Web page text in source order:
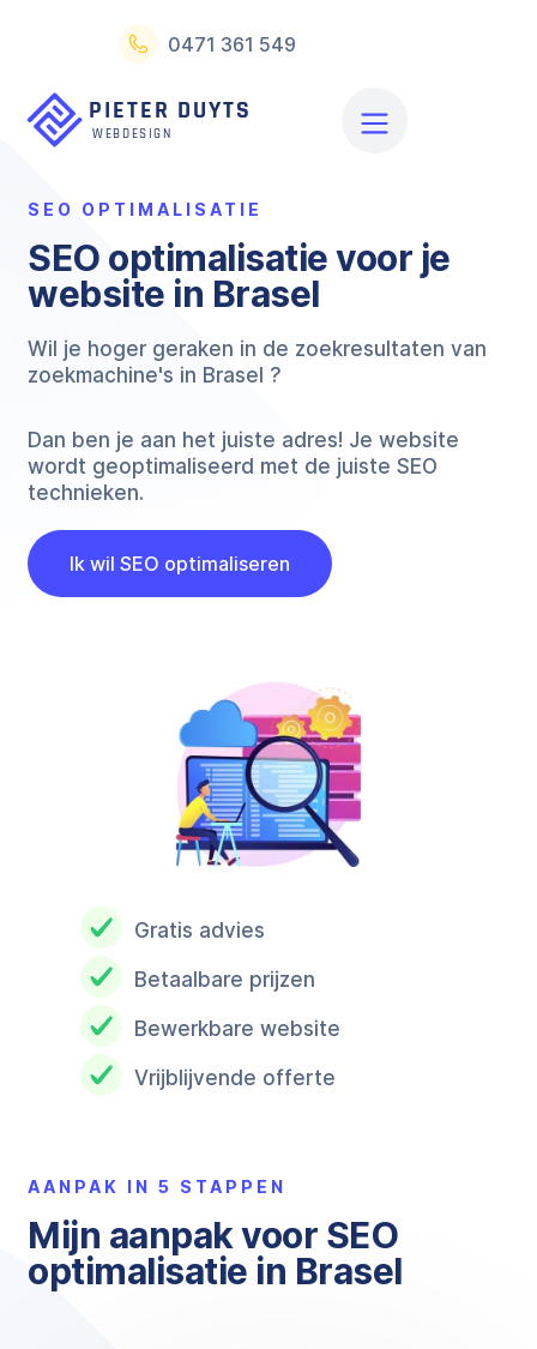
0471 361 549
SEO OPTIMALISATIE
SEO optimalisatie voor je
website in Brasel
Wil je hoger geraken in de zoekresultaten van
zoekmachine's in Brasel ?
Dan ben je aan het juiste adres! Je website
wordt geoptimaliseerd met de juiste SEO
technieken.
Ik wil SEO optimaliseren
Gratis advies
Betaalbare prijzen
Bewerkbare website
Vrijblijvende offerte
AANPAK IN 5 STAPPEN
Mijn aanpak voor SEO
optimalisatie in Brasel